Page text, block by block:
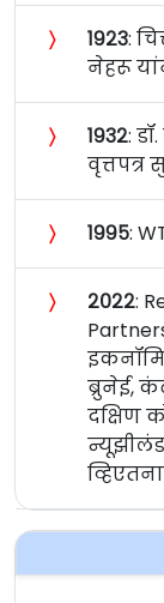
〉 १९२३:
नेहरू
〉 १९३२:
〉 १९९५:
〉 २०२२:
ब्रुनेई,
दक्षिण